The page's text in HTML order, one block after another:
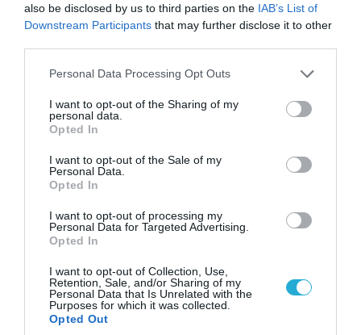
also be disclosed by us to third parties on the IAB’s List of
Downstream Participants that may further disclose it to other
Please note that this website/app uses one or more Google
not limited to your visit or usage behaviour. You may click to
grant or deny consent to Google and its third-party tags to
use your data for below specified purposes in below Google
consent section.
Personal Data Processing Opt Outs
I want to opt-out of the Sharing of my
personal data.
Opted In
I want to opt-out of the Sale of my
Personal Data.
Opted In
I want to opt-out of processing my
Personal Data for Targeted Advertising.
Opted In
I want to opt-out of Collection, Use,
Retention, Sale, and/or Sharing of my
Personal Data that Is Unrelated with the
Purposes for which it was collected.
Opted Out
05.08.2026 | 20:02
προκάλεσε διεθνές σοκ – Δείτε βίντεο
06.08.2026 | 09:02
ΗΠΑ: Το τελευταίο μήνυμα της μητέρας στον